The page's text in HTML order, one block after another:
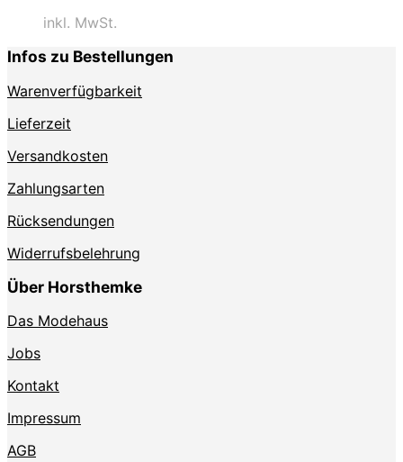
inkl. MwSt.
Infos zu Bestellungen
Warenverfügbarkeit
Lieferzeit
Versandkosten
Zahlungsarten
Rücksendungen
Widerrufsbelehrung
Über Horsthemke
Das Modehaus
Jobs
Kontakt
Impressum
AGB